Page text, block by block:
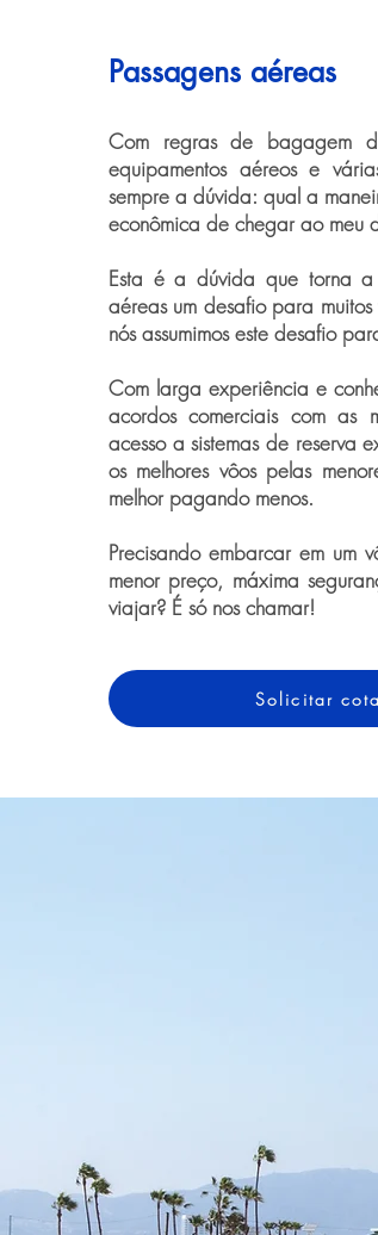
Passagens aéreas
Com regras de bagagem
equipamentos aéreos e
sempre a dúvida: qual a
econômica de chegar ao meu
Esta é a dúvida que torna a
aéreas um desafio para
nós assumimos este desafio
Com larga experiência e
acordos comerciais com as
acesso a sistemas de reserva
os melhores vôos pelas
melhor pagando menos.
Precisando embarcar em um
menor preço, máxima
viajar? É só nos chamar!
Solicitar